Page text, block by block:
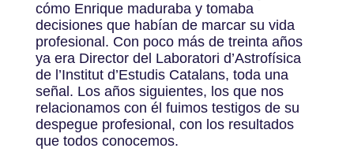
cómo Enrique maduraba y tomaba
decisiones que habían de marcar su vida
profesional. Con poco más de treinta años
ya era Director del Laboratori d’Astrofísica
de l’Institut d’Estudis Catalans, toda una
señal. Los años siguientes, los que nos
relacionamos con él fuimos testigos de su
despegue profesional, con los resultados
que todos conocemos.